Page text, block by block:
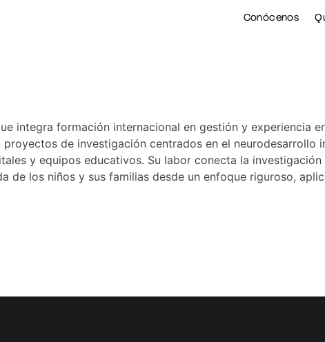
Conócenos
integra formación internacional en gestión y experiencia
de investigación centrados en el
y equipos educativos. Su labor conecta la
de los niños y sus familias desde un enfoque riguroso,